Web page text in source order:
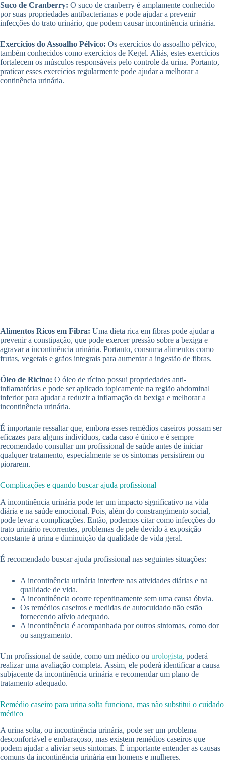
Suco de Cranberry: O suco de cranberry é amplamente conhecido
por suas propriedades antibacterianas e pode ajudar a prevenir
infecções do trato urinário, que podem causar incontinência urinária.
Exercícios do Assoalho Pélvico: Os exercícios do assoalho pélvico,
também conhecidos como exercícios de Kegel. Aliás, estes exercícios
fortalecem os músculos responsáveis pelo controle da urina. Portanto,
praticar esses exercícios regularmente pode ajudar a melhorar a
continência urinária.
Alimentos Ricos em Fibra: Uma dieta rica em fibras pode ajudar a
prevenir a constipação, que pode exercer pressão sobre a bexiga e
agravar a incontinência urinária. Portanto, consuma alimentos como
frutas, vegetais e grãos integrais para aumentar a ingestão de fibras.
Óleo de Rícino: O óleo de rícino possui propriedades anti-
inflamatórias e pode ser aplicado topicamente na região abdominal
inferior para ajudar a reduzir a inflamação da bexiga e melhorar a
incontinência urinária.
É importante ressaltar que, embora esses remédios caseiros possam ser
eficazes para alguns indivíduos, cada caso é único e é sempre
recomendado consultar um profissional de saúde antes de iniciar
qualquer tratamento, especialmente se os sintomas persistirem ou
piorarem.
Complicações e quando buscar ajuda profissional
A incontinência urinária pode ter um impacto significativo na vida
diária e na saúde emocional. Pois, além do constrangimento social,
pode levar a complicações. Então, podemos citar como infecções do
trato urinário recorrentes, problemas de pele devido à exposição
constante à urina e diminuição da qualidade de vida geral.
É recomendado buscar ajuda profissional nas seguintes situações:
A incontinência urinária interfere nas atividades diárias e na
qualidade de vida.
A incontinência ocorre repentinamente sem uma causa óbvia.
Os remédios caseiros e medidas de autocuidado não estão
fornecendo alívio adequado.
A incontinência é acompanhada por outros sintomas, como dor
ou sangramento.
Um profissional de saúde, como um médico ou urologista, poderá
realizar uma avaliação completa. Assim, ele poderá identificar a causa
subjacente da incontinência urinária e recomendar um plano de
tratamento adequado.
Remédio caseiro para urina solta funciona, mas não substitui o cuidado
médico
A urina solta, ou incontinência urinária, pode ser um problema
desconfortável e embaraçoso, mas existem remédios caseiros que
podem ajudar a aliviar seus sintomas. É importante entender as causas
comuns da incontinência urinária em homens e mulheres.